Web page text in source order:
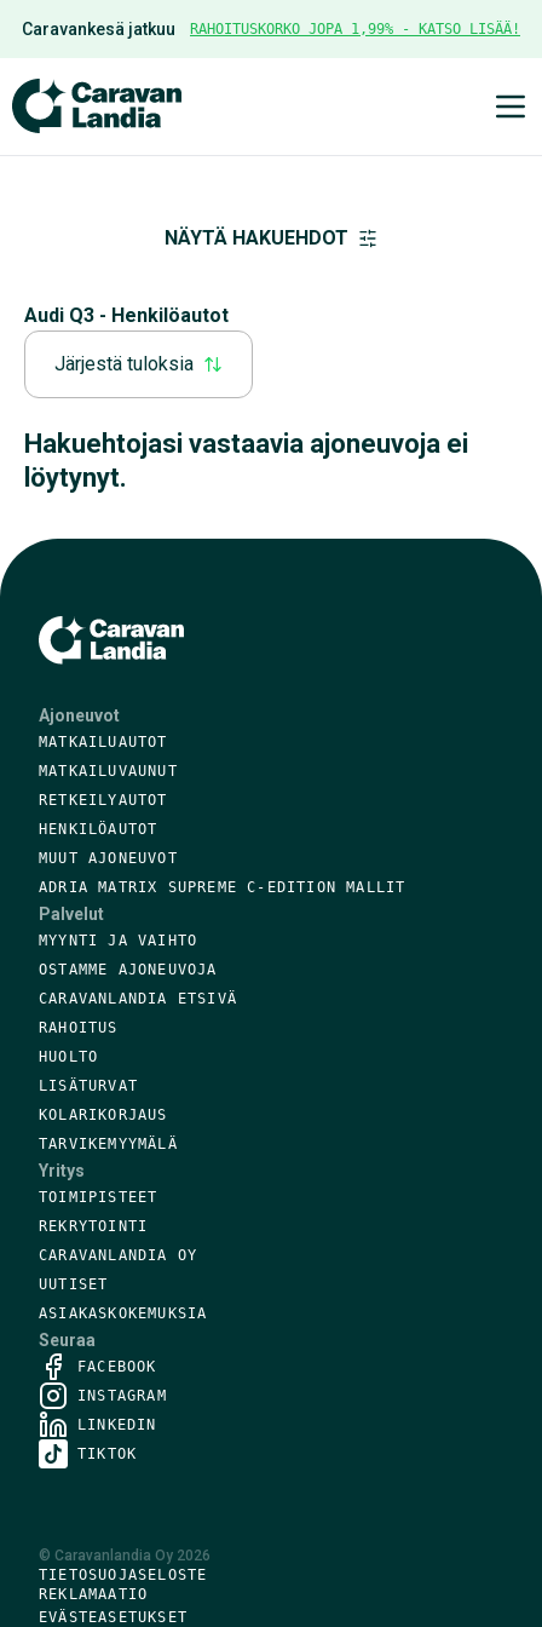
Caravankesä jatkuu RAHOITUSKORKO JOPA 1,99% - KATSO LISÄÄ!
NÄYTÄ HAKUEHDOT
Audi Q3 - Henkilöautot
Järjestä tuloksia
Hakuehtojasi vastaavia ajoneuvoja ei
löytynyt.
Ajoneuvot
MATKAILUAUTOT
MATKAILUVAUNUT
RETKEILYAUTOT
HENKILÖAUTOT
MUUT AJONEUVOT
ADRIA MATRIX SUPREME C-EDITION MALLIT
Palvelut
MYYNTI JA VAIHTO
OSTAMME AJONEUVOJA
CARAVANLANDIA ETSIVÄ
RAHOITUS
HUOLTO
LISÄTURVAT
KOLARIKORJAUS
TARVIKEMYYMÄLÄ
Yritys
TOIMIPISTEET
REKRYTOINTI
CARAVANLANDIA OY
UUTISET
ASIAKASKOKEMUKSIA
Seuraa
FACEBOOK
INSTAGRAM
LINKEDIN
TIKTOK
© Caravanlandia Oy 2026
TIETOSUOJASELOSTE
REKLAMAATIO
EVÄSTEASETUKSET